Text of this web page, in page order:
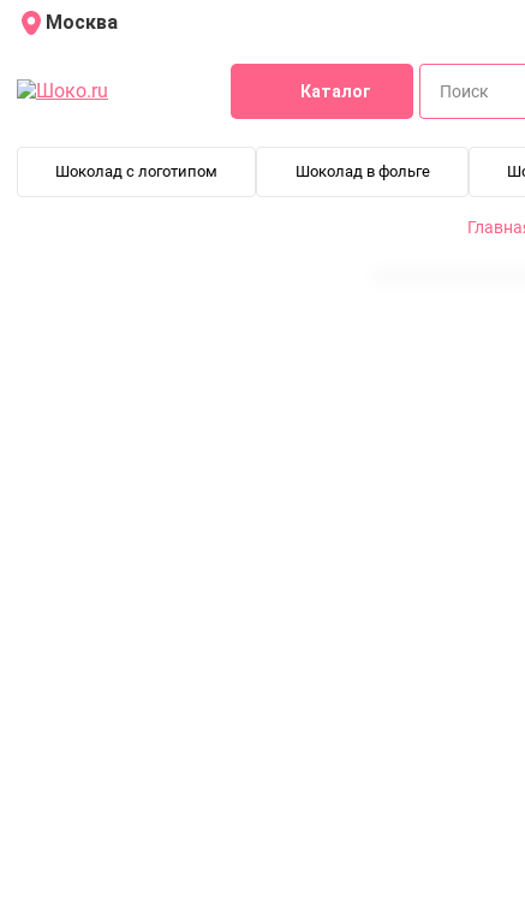
Москва
Каталог
Шоколад с логотипом Шоколад в фольге